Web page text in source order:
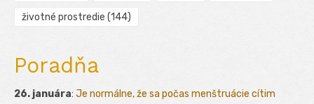
životné prostredie (144)
Poradňa
26. januára: Je normálne, že sa počas menštruácie cítim